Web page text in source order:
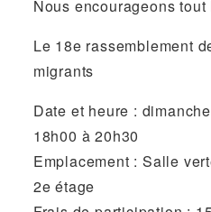
Nous encourageons
Le 18e rassemblement
migrants
Date et heure :
18h00 à 20h30
Emplacement : Salle
2e étage